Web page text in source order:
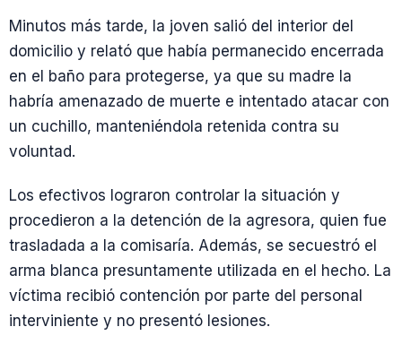
Minutos más tarde, la joven salió del interior del
domicilio y relató que había permanecido encerrada
en el baño para protegerse, ya que su madre la
habría amenazado de muerte e intentado atacar con
un cuchillo, manteniéndola retenida contra su
voluntad.
Los efectivos lograron controlar la situación y
procedieron a la detención de la agresora, quien fue
trasladada a la comisaría. Además, se secuestró el
arma blanca presuntamente utilizada en el hecho. La
víctima recibió contención por parte del personal
interviniente y no presentó lesiones.